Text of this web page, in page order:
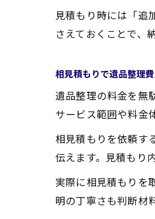
見積もり時には「追
さえておくことで、
相見積もりで遺品整理
遺品整理の料金を無
サービス範囲や料金
相見積もりを依頼す
伝えます。見積もり
実際に相見積もりを
明の丁寧さも判断材